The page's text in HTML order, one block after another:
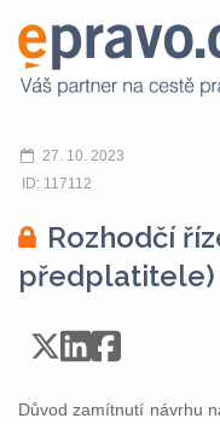
27. 10. 2023
ID: 117112
Rozhodčí
předplatitele)
Důvod zamítnutí návrhu